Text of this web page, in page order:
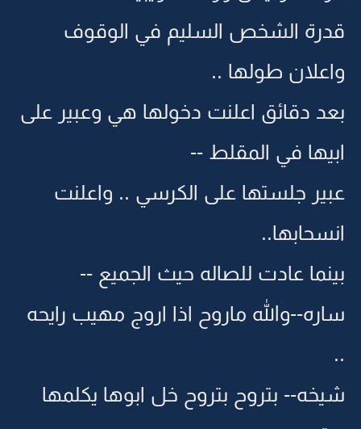
قدرة الشخص السليم في الوقوف
واعلان طولها ..
بعد دقائق اعلنت دخولها هي وعبير على
ابيها في المقلط --
عبير جلستها على الكرسي .. واعلنت
انسحابها..
بينما عادت للصاله حيث الجميع --
ساره--والله ماروح اذا اروج مهيب رايحه
..
شيخه-- بتروح بتروح خل ابوها يكلمها